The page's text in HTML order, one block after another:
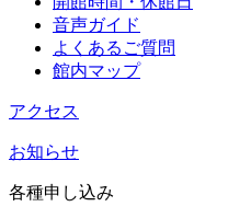
音声ガイド
よくあるご質問
館内マップ
アクセス
お知らせ
各種申し込み